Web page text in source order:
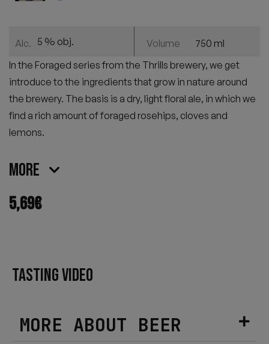
Alc. 5 % obj. Volume
750 ml
In the Foraged series from the Thrills brewery, we get
introduce to the ingredients that grow in nature around
the brewery. The basis is a dry, light floral ale, in which we
find a rich amount of foraged rosehips, cloves and
lemons.
More
5,69€
MORE ABOUT BEER
TASTING VIDEO